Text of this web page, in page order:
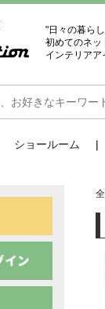
"日々の暮ら
初めてのネッ
インテリアア
ショールーム